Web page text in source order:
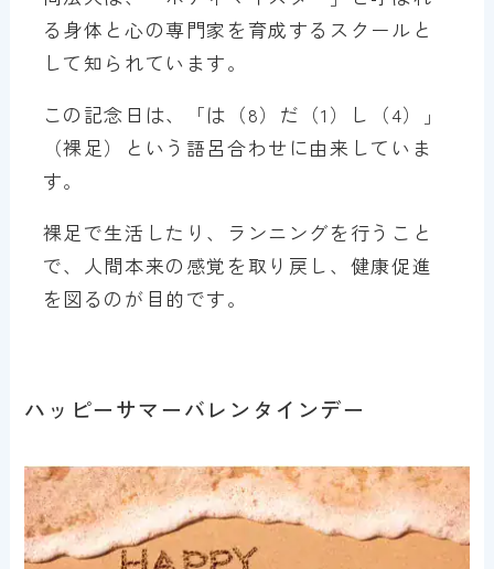
る身体と心の専門家を育成するスクールと
して知られています。
この記念日は、「は（8）だ（1）し（4）」
（裸足）という語呂合わせに由来していま
す。
裸足で生活したり、ランニングを行うこと
で、人間本来の感覚を取り戻し、健康促進
を図るのが目的です。
ハッピーサマーバレンタインデー